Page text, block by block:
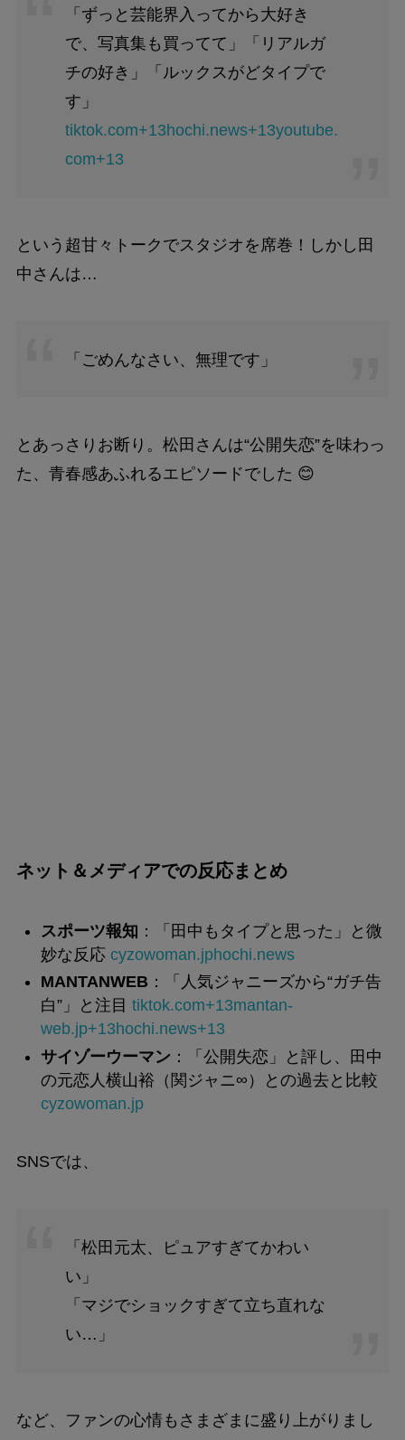
「ずっと芸能界入ってから大好き
で、写真集も買ってて」「リアルガ
チの好き」「ルックスがどタイプで
す」
tiktok.com+13hochi.news+13youtube.
com+13
という超甘々トークでスタジオを席巻！しかし田
中さんは…
「ごめんなさい、無理です」
とあっさりお断り。松田さんは“公開失恋”を味わっ
た、青春感あふれるエピソードでした 😊
ネット＆メディアでの反応まとめ
スポーツ報知 ：「田中もタイプと思った」と微
妙な反応 cyzowoman.jphochi.news
MANTANWEB ：「人気ジャニーズから“ガチ告
白”」と注目 tiktok.com+13mantan-
web.jp+13hochi.news+13
サイゾーウーマン ：「公開失恋」と評し、田中
の元恋人横山裕（関ジャニ∞）との過去と比較
cyzowoman.jp
SNSでは、
「松田元太、ピュアすぎてかわい
い」
「マジでショックすぎて立ち直れな
い…」
など、ファンの心情もさまざまに盛り上がりまし